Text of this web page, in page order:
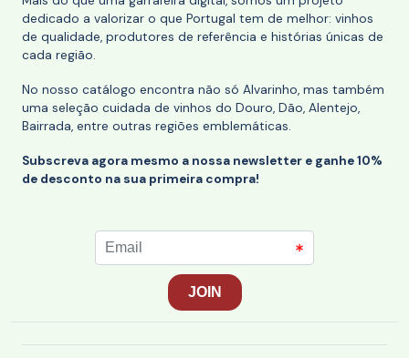
dedicado a valorizar o que Portugal tem de melhor: vinhos
de qualidade, produtores de referência e histórias únicas de
cada região.
No nosso catálogo encontra não só Alvarinho, mas também
uma seleção cuidada de vinhos do Douro, Dão, Alentejo,
Bairrada, entre outras regiões emblemáticas.
Subscreva agora mesmo a nossa newsletter e ganhe 10%
de desconto na sua primeira compra!